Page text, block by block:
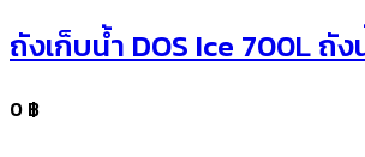
ถังเก็บน้ำ DOS Ice 700L ถั
0 ฿